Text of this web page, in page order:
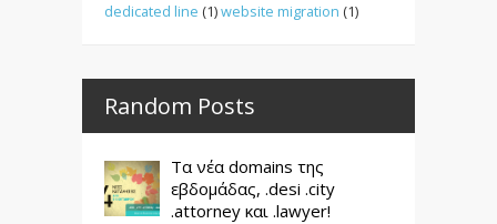
dedicated line (1)website migration (1)
Random Posts
Τα νέα domains της
εβδομάδας, .desi .city
.attorney και .lawyer!